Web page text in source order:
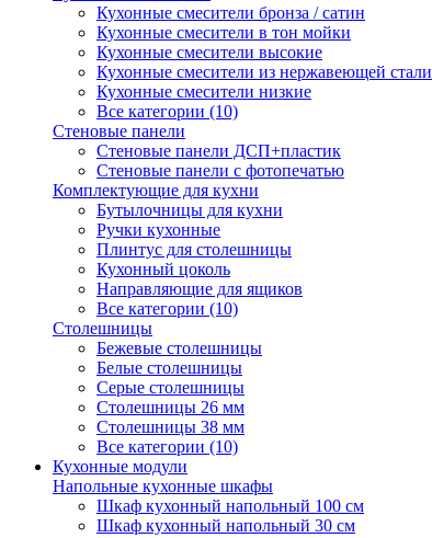
Кухонные смесители бронза / сатин
Кухонные смесители в тон мойки
Кухонные смесители высокие
Кухонные смесители из нержавеющей стали
Кухонные смесители низкие
Все категории (10)
Стеновые панели
Стеновые панели ДСП+пластик
Стеновые панели с фотопечатью
Комплектующие для кухни
Бутылочницы для кухни
Ручки кухонные
Плинтус для столешницы
Кухонный цоколь
Направляющие для ящиков
Все категории (10)
Столешницы
Бежевые столешницы
Белые столешницы
Серые столешницы
Столешницы 26 мм
Столешницы 38 мм
Все категории (10)
Кухонные модули
Напольные кухонные шкафы
Шкаф кухонный напольный 100 см
Шкаф кухонный напольный 30 см